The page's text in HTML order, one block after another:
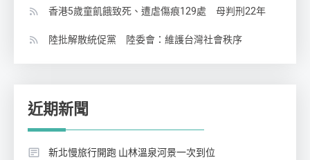
香港5歲童飢餓致死、遭虐傷痕129處 母判刑22年
陸批解散統促黨 陸委會：維護台灣社會秩序
近期新聞
新北慢旅行開跑 山林溫泉河景一次到位